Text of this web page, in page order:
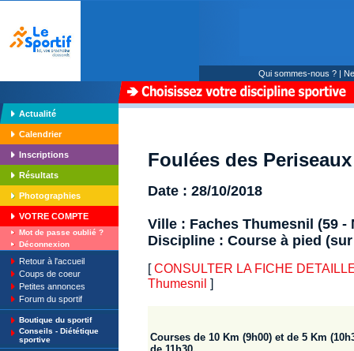
Qui sommes-nous ? |
Actualité
Calendrier
Inscriptions
Résultats
Photographies
VOTRE COMPTE
Mot de passe oublié ?
Déconnexion
Retour à l'accueil
Coups de coeur
Petites annonces
Forum du sportif
Boutique du sportif
Conseils - Diététique
sportive
Foulées des
Date : 28/10/2018
Ville : Faches Thumesnil (59 -
Discipline : Course à pied
[CONSULTER LA FICHE
Thumesnil ]
Courses de 10 Km (9h00) et de 5 Km